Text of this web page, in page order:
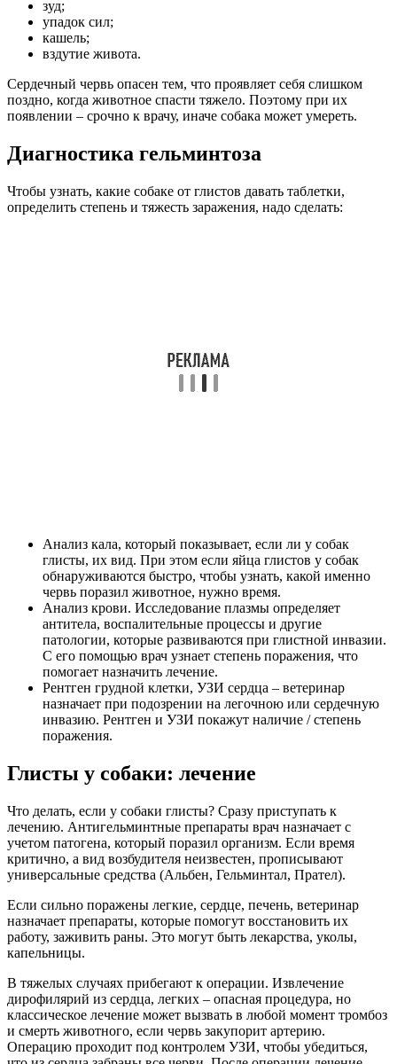
зуд;
упадок сил;
кашель;
вздутие живота.
Сердечный червь опасен тем, что проявляет себя слишком
поздно, когда животное спасти тяжело. Поэтому при их
появлении – срочно к врачу, иначе собака может умереть.
Диагностика гельминтоза
Чтобы узнать, какие собаке от глистов давать таблетки,
определить степень и тяжесть заражения, надо сделать:
Анализ кала, который показывает, если ли у собак
глисты, их вид. При этом если яйца глистов у собак
обнаруживаются быстро, чтобы узнать, какой именно
червь поразил животное, нужно время.
Анализ крови. Исследование плазмы определяет
антитела, воспалительные процессы и другие
патологии, которые развиваются при глистной инвазии.
С его помощью врач узнает степень поражения, что
помогает назначить лечение.
Рентген грудной клетки, УЗИ сердца – ветеринар
назначает при подозрении на легочною или сердечную
инвазию. Рентген и УЗИ покажут наличие / степень
поражения.
Глисты у собаки: лечение
Что делать, если у собаки глисты? Сразу приступать к
лечению. Антигельминтные препараты врач назначает с
учетом патогена, который поразил организм. Если время
критично, а вид возбудителя неизвестен, прописывают
универсальные средства (Альбен, Гельминтал, Прател).
Если сильно поражены легкие, сердце, печень, ветеринар
назначает препараты, которые помогут восстановить их
работу, заживить раны. Это могут быть лекарства, уколы,
капельницы.
В тяжелых случаях прибегают к операции. Извлечение
дирофилярий из сердца, легких – опасная процедура, но
классическое лечение может вызвать в любой момент тромбоз
и смерть животного, если червь закупорит артерию.
Операцию проходит под контролем УЗИ, чтобы убедиться,